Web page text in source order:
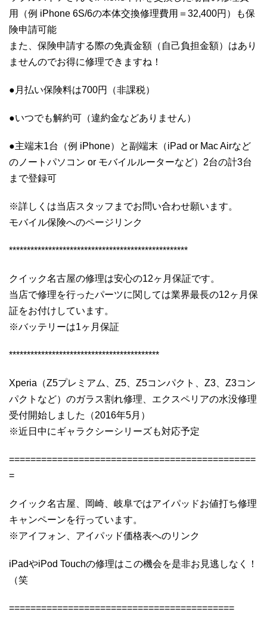
用（例 iPhone 6S/6の本体交換修理費用＝32,400円）も保
険申請可能
また、保険申請する際の免責金額（自己負担金額）はあり
ませんのでお得に修理できますね！
●月払い保険料は700円（非課税）
●いつでも解約可（違約金などありません）
●主端末1台（例 iPhone）と副端末（iPad or Mac Airなど
のノートパソコン or モバイルルーターなど）2台の計3台
まで登録可
※詳しくは当店スタッフまでお問い合わせ願います。
モバイル保険へのページリンク
**************************************************
クイック名古屋の修理は安心の12ヶ月保証です。
当店で修理を行ったパーツに関しては業界最長の12ヶ月保
証をお付けしています。
※バッテリーは1ヶ月保証
******************************************
Xperia（Z5プレミアム、Z5、Z5コンパクト、Z3、Z3コン
パクトなど）のガラス割れ修理、エクスペリアの水没修理
受付開始しました（2016年5月）
※近日中にギャラクシーシリーズも対応予定
==============================================
=
クイック名古屋、岡崎、岐阜ではアイパッドお値打ち修理
キャンペーンを行っています。
※アイフォン、アイパッド価格表へのリンク
iPadやiPod Touchの修理はこの機会を是非お見逃しなく！
（笑
==========================================